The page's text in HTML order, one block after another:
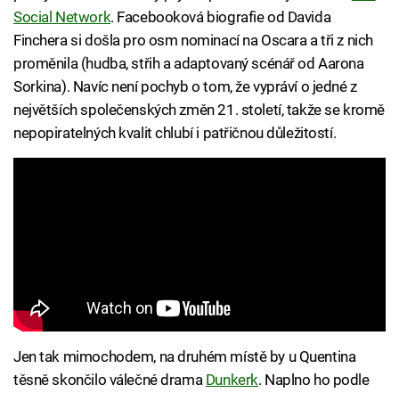
Social Network. Facebooková biografie od Davida
Finchera si došla pro osm nominací na Oscara a tři z nich
proměnila (hudba, střih a adaptovaný scénář od Aarona
Sorkina). Navíc není pochyb o tom, že vypráví o jedné z
největších společenských změn 21. století, takže se kromě
nepopiratelných kvalit chlubí i patřičnou důležitostí.
Jen tak mimochodem, na druhém místě by u Quentina
těsně skončilo válečné drama Dunkerk. Naplno ho podle